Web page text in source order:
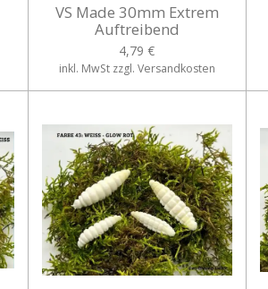
VS Made 30mm Extrem
Auftreibend
4,79 €
inkl. MwSt zzgl. Versandkosten